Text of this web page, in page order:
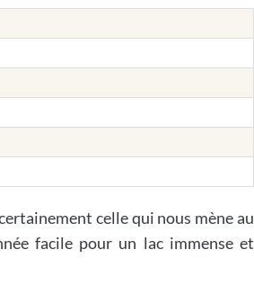
celle qui nous mène au
facile pour un lac immense et